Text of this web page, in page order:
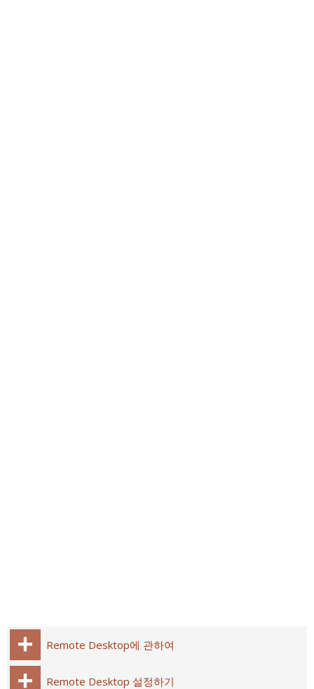
Remote Desktop에 관하여
Remote Desktop 설정하기